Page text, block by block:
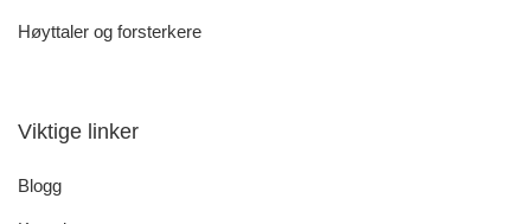
Høyttaler og forsterkere
Viktige linker
Blogg